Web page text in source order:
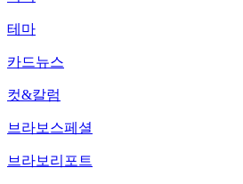
테마
카드뉴스
컷&칼럼
브라보스페셜
브라보리포트